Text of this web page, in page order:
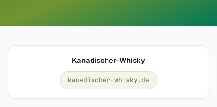
Kanadischer-Whisky
kanadischer-whisky.de